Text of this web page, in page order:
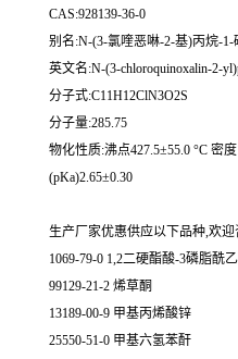
CAS:928139-36-0
别名:N-(3-氯喹恶啉-2-基)丙烷-1-
英文名:N-(3-chloroquinoxalin-2-
分子式:C11H12ClN3O2S
分子量:285.75
物化性质:沸点427.5±55.0 °C 密
(pKa)2.65±0.30
生产厂家优惠供应以下品种,欢迎
1069-79-0 1,2二硬酯酸-3磷脂酰
99129-21-2 烯草酮
13189-00-9 甲基丙烯酸锌
25550-51-0 甲基六氢苯酐